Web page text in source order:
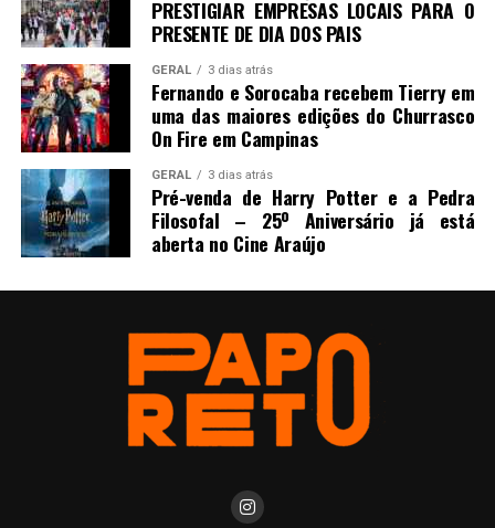
PRESTIGIAR EMPRESAS LOCAIS PARA O
PRESENTE DE DIA DOS PAIS
GERAL 3 dias atrás
Fernando e Sorocaba recebem Tierry em
uma das maiores edições do Churrasco
On Fire em Campinas
GERAL 3 dias atrás
Pré-venda de Harry Potter e a Pedra
Filosofal – 25º Aniversário já está
aberta no Cine Araújo